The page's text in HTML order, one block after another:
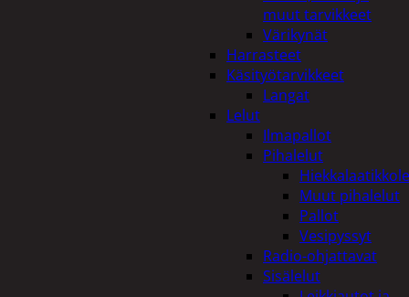
muut tarvikkeet
Värikynät
Harrasteet
Käsityötarvikkeet
Langat
Lelut
Ilmapallot
Pihalelut
Muut pihalelut
Pallot
Vesipyssyt
Radio-ohjattavat
Sisälelut